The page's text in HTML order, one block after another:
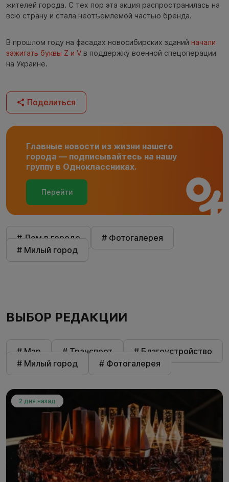
жителей города. С тех пор эта акция распространилась на
всю страну и стала неотъемлемой частью бренда.
В прошлом году на фасадах новосибирских зданий начали
зажигать буквы Z и V в поддержку военной спецоперации
на Украине.
Поделиться
Главные новости из жизни нашего
города — подписывайтесь на нашу
группу в Одноклассниках.
Перейти
# Дом в городе
# Фотогалерея
# Милый город
ВЫБОР РЕДАКЦИИ
# Мэр # Транспорт
# Благоустройство
# Милый город
# Фотогалерея
2 дня назад